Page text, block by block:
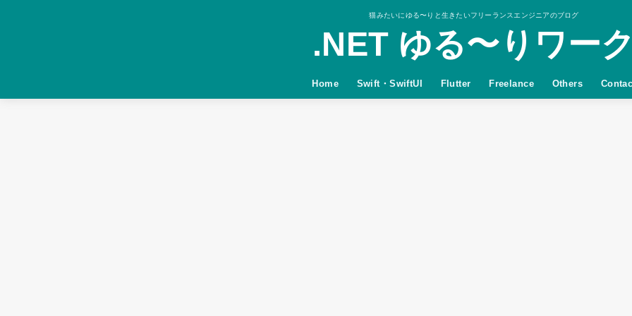
猫みたいにゆる〜りと生きたいフリーランスエンジニアのブログ
.NET ゆる〜りワーク
Home Swift・SwiftUI Flutter Freelance Others